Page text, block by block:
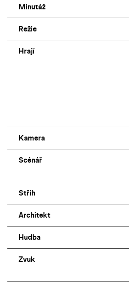
Minutáž
Režie
Hrají
Kamera
Scénář
Střih
Architekt
Hudba
Zvuk